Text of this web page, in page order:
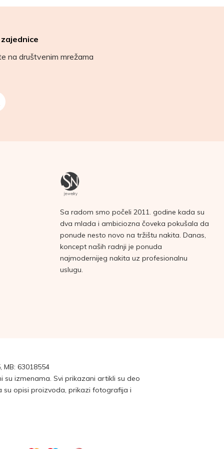
na društvenim mrežama
Sa radom smo počeli 2011. godine kada su
dva mlada i ambiciozna čoveka pokušala da
ponude nesto novo na tržištu nakita. Danas,
koncept naših radnji je ponuda
najmodernijeg nakita uz profesionalnu
uslugu.
MB: 63018554
izmenama. Svi prikazani artikli su deo
su opisi proizvoda, prikazi fotografija i